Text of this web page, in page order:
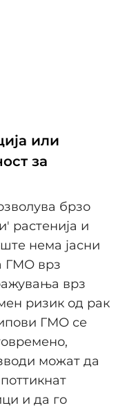
или
за
брзо
растенија и
нема јасни
ГМО врз
врз
ризик од рак
ГМО се
можат да
и да го